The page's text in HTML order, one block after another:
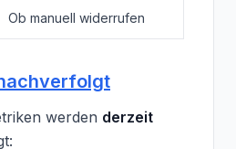
Ob manuell widerrufen
werden derzeit